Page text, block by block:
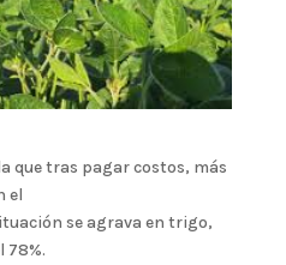
que tras pagar costos, más
el
se agrava en trigo,
78%.